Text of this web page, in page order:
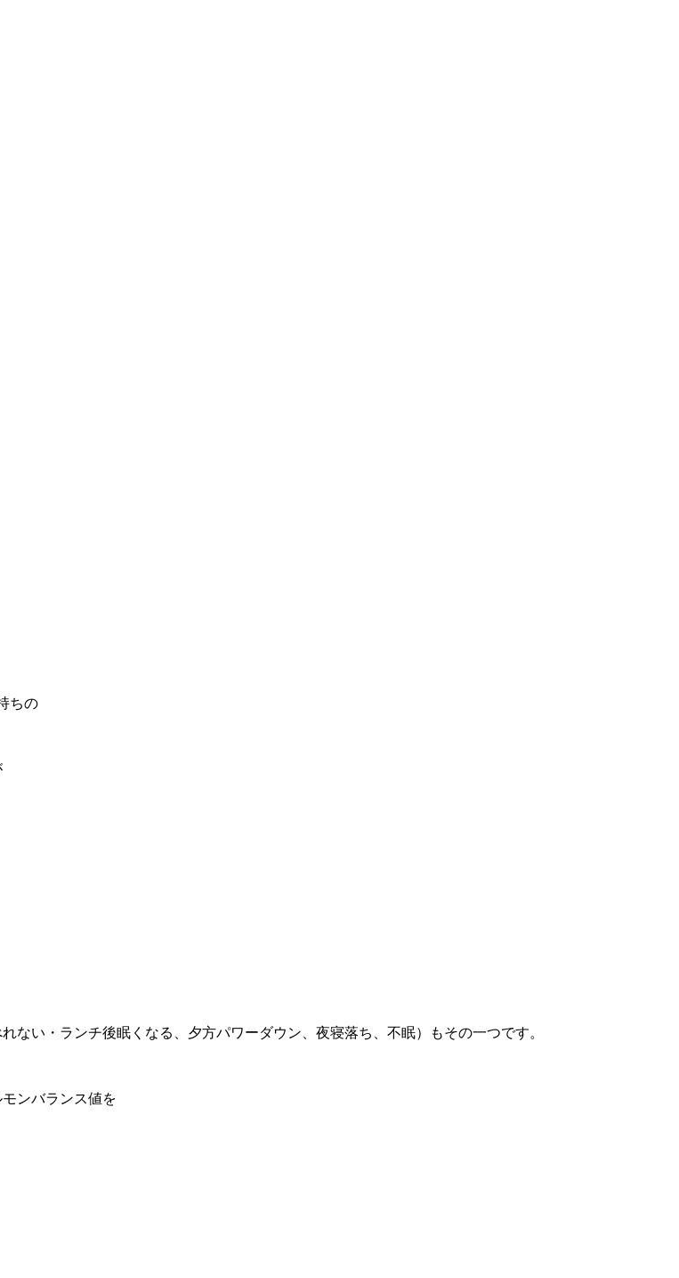
ちの
い・ランチ後眠くなる、夕方パワーダウン、夜寝落ち、不眠）もその一つです。
ンバランス値を